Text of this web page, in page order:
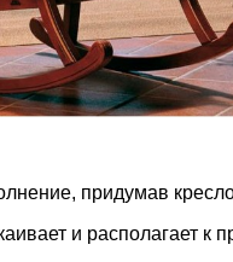
придумав
и располагает к